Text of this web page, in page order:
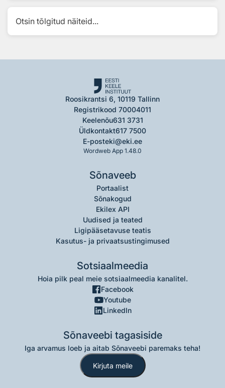
Otsin tõlgitud näiteid...
Roosikrantsi 6, 10119 Tallinn
Registrikood 70004011
Keelenõu631 3731
Üldkontakt617 7500
E-posteki@eki.ee
Wordweb App 1.48.0
Sõnaveeb
Portaalist
Sõnakogud
Ekilex API
Uudised ja teated
Ligipääsetavuse teatis
Kasutus- ja privaatsustingimused
Sotsiaalmeedia
Hoia pilk peal meie sotsiaalmeedia kanalitel.
Facebook
Youtube
LinkedIn
Sõnaveebi tagasiside
Iga arvamus loeb ja aitab Sõnaveebi paremaks teha!
Kirjuta meile